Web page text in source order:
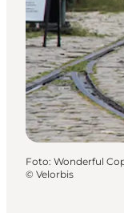
Foto: Wonderful
© Velorbis